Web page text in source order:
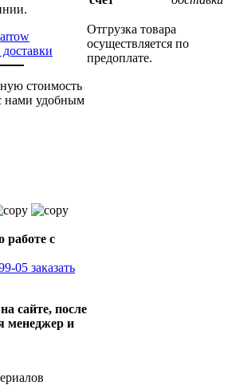
стоимость
нами удобным
работе с
05 заказать
сайте, после
менеджер и
Отгрузка товара
осуществляется по
предоплате.